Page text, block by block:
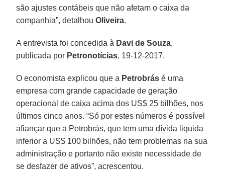
são ajustes contábeis que não afetam o caixa da
companhia”, detalhouOliveira.
A entrevista foi concedida à Davi de Souza,
publicada por Petronotícias, 19-12-2017.
O economista explicou que a Petrobrás é uma
empresa com grande capacidade de geração
operacional de caixa acima dos US$ 25 bilhões, nos
últimos cinco anos. “Só por estes números é possível
afiançar que a Petrobrás, que tem uma dívida liquida
inferior a US$ 100 bilhões, não tem problemas na sua
administração e portanto não existe necessidade de
se desfazer de ativos”, acrescentou.